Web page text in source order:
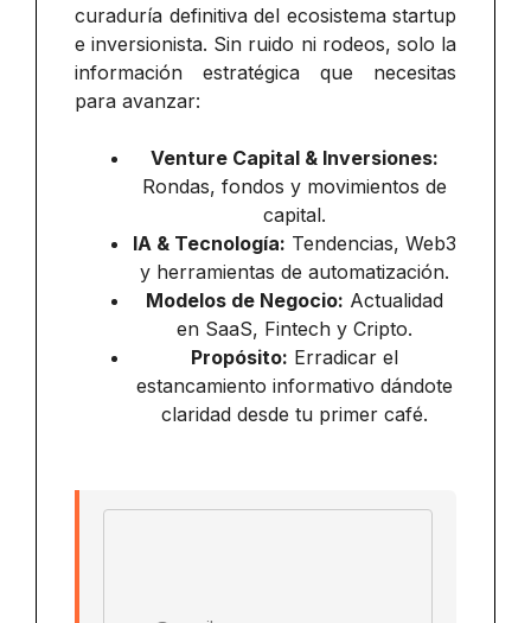
curaduría definitiva del ecosistema startup
e inversionista. Sin ruido ni rodeos, solo la
información estratégica que necesitas
para avanzar:
Venture Capital & Inversiones:
Rondas, fondos y movimientos de
capital.
IA & Tecnología: Tendencias, Web3
y herramientas de automatización.
Modelos de Negocio: Actualidad
en SaaS, Fintech y Cripto.
Propósito: Erradicar el
estancamiento informativo dándote
claridad desde tu primer café.